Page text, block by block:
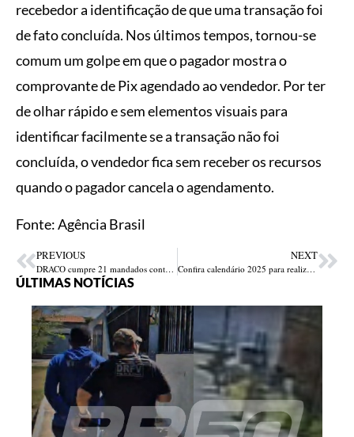
recebedor a identificação de que uma transação foi
de fato concluída. Nos últimos tempos, tornou-se
comum um golpe em que o pagador mostra o
comprovante de Pix agendado ao vendedor. Por ter
de olhar rápido e sem elementos visuais para
identificar facilmente se a transação não foi
concluída, o vendedor fica sem receber os recursos
quando o pagador cancela o agendamento.
Fonte: Agência Brasil
PREVIOUS
DRACO cumpre 21 mandados contra faccionados em operação na zona Norte de Teresina; mãe e filho são presos
NEXT
Confira calendário 2025 para realização de prova de vida de aposentados e pensionistas no Piauí
ÚLTIMAS NOTÍCIAS